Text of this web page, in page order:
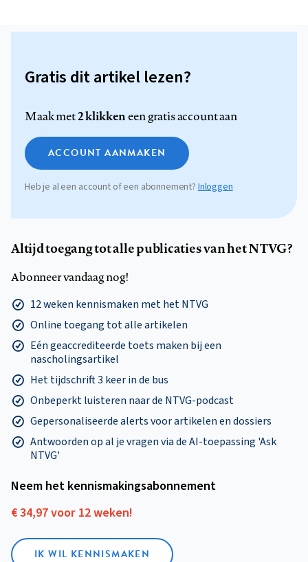
Gratis dit artikel lezen?
Maak met2 klikkeneen gratis account aan
ACCOUNT AANMAKEN
Heb je al een account of een abonnement? Inloggen
Altijd toegang tot alle publicaties van het NTVG?
Abonneer vandaag nog!
12 weken kennismaken met het NTVG
Online toegang tot alle artikelen
Eén geaccrediteerde toets maken bij een
nascholingsartikel
Het tijdschrift 3 keer in de bus
Onbeperkt luisteren naar de NTVG-podcast
Gepersonaliseerde alerts voor artikelen en dossiers
Antwoorden op al je vragen via de AI-toepassing 'Ask
NTVG'
Neem het kennismakings­abonnement
€ 34,97 voor 12 weken!
IK WIL KENNISMAKEN